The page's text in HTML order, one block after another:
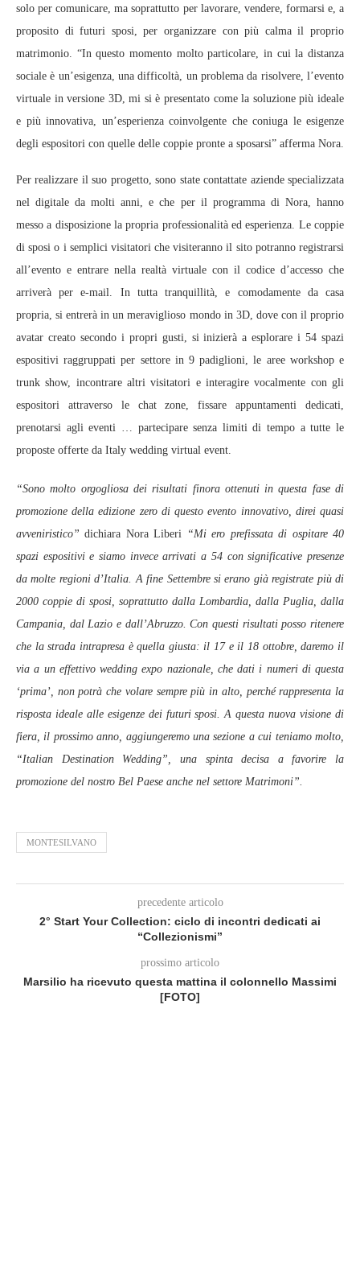
solo per comunicare, ma soprattutto per lavorare, vendere, formarsi e, a
proposito di futuri sposi, per organizzare con più calma il proprio
matrimonio. “In questo momento molto particolare, in cui la distanza
sociale è un’esigenza, una difficoltà, un problema da risolvere, l’evento
virtuale in versione 3D, mi si è presentato come la soluzione più ideale
e più innovativa, un’esperienza coinvolgente che coniuga le esigenze
degli espositori con quelle delle coppie pronte a sposarsi” afferma Nora.
Per realizzare il suo progetto, sono state contattate aziende specializzata
nel digitale da molti anni, e che per il programma di Nora, hanno
messo a disposizione la propria professionalità ed esperienza. Le coppie
di sposi o i semplici visitatori che visiteranno il sito potranno registrarsi
all’evento e entrare nella realtà virtuale con il codice d’accesso che
arriverà per e-mail. In tutta tranquillità, e comodamente da casa
propria, si entrerà in un meraviglioso mondo in 3D, dove con il proprio
avatar creato secondo i propri gusti, si inizierà a esplorare i 54 spazi
espositivi raggruppati per settore in 9 padiglioni, le aree workshop e
trunk show, incontrare altri visitatori e interagire vocalmente con gli
espositori attraverso le chat zone, fissare appuntamenti dedicati,
prenotarsi agli eventi … partecipare senza limiti di tempo a tutte le
proposte offerte da Italy wedding virtual event.
“Sono molto orgogliosa dei risultati finora ottenuti in questa fase di
promozione della edizione zero di questo evento innovativo, direi quasi
avveniristico” dichiara Nora Liberi “Mi ero prefissata di ospitare 40
spazi espositivi e siamo invece arrivati a 54 con significative presenze
da molte regioni d’Italia. A fine Settembre si erano già registrate più di
2000 coppie di sposi, soprattutto dalla Lombardia, dalla Puglia, dalla
Campania, dal Lazio e dall’Abruzzo. Con questi risultati posso ritenere
che la strada intrapresa è quella giusta: il 17 e il 18 ottobre, daremo il
via a un effettivo wedding expo nazionale, che dati i numeri di questa
‘prima’, non potrà che volare sempre più in alto, perché rappresenta la
risposta ideale alle esigenze dei futuri sposi. A questa nuova visione di
fiera, il prossimo anno, aggiungeremo una sezione a cui teniamo molto,
“Italian Destination Wedding”, una spinta decisa a favorire la
promozione del nostro Bel Paese anche nel settore Matrimoni”.
MONTESILVANO
precedente articolo
2° Start Your Collection: ciclo di incontri dedicati ai
“Collezionismi”
prossimo articolo
Marsilio ha ricevuto questa mattina il colonnello Massimi
[FOTO]